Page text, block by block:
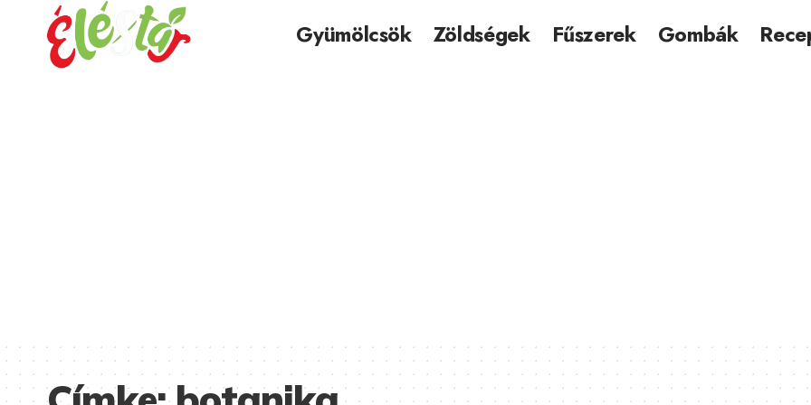
Gyümölcsök Zöldségek Fűszerek Gombák